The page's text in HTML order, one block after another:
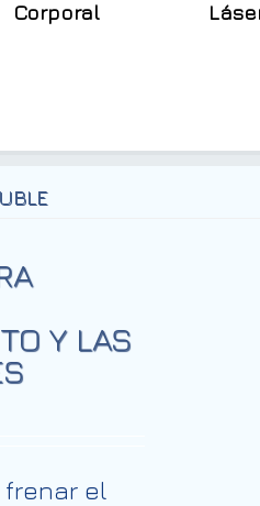
Corporal
Y LAS
frenar el